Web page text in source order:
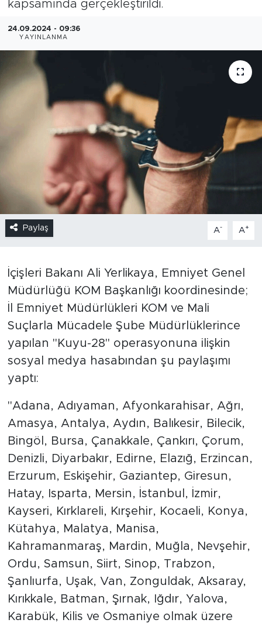
kapsamında gerçekleştirildi.
24.09.2024 - 09:36
YAYINLANMA
Paylaş A- A+
İçişleri Bakanı Ali Yerlikaya, Emniyet Genel
Müdürlüğü KOM Başkanlığı koordinesinde;
İl Emniyet Müdürlükleri KOM ve Mali
Suçlarla Mücadele Şube Müdürlüklerince
yapılan "Kuyu-28" operasyonuna ilişkin
sosyal medya hasabından şu paylaşımı
yaptı:
"Adana, Adıyaman, Afyonkarahisar, Ağrı,
Amasya, Antalya, Aydın, Balıkesir, Bilecik,
Bingöl, Bursa, Çanakkale, Çankırı, Çorum,
Denizli, Diyarbakır, Edirne, Elazığ, Erzincan,
Erzurum, Eskişehir, Gaziantep, Giresun,
Hatay, Isparta, Mersin, İstanbul, İzmir,
Kayseri, Kırklareli, Kırşehir, Kocaeli, Konya,
Kütahya, Malatya, Manisa,
Kahramanmaraş, Mardin, Muğla, Nevşehir,
Ordu, Samsun, Siirt, Sinop, Trabzon,
Şanlıurfa, Uşak, Van, Zonguldak, Aksaray,
Kırıkkale, Batman, Şırnak, Iğdır, Yalova,
Karabük, Kilis ve Osmaniye olmak üzere